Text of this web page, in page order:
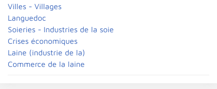
Villes - Villages
Languedoc
Soieries - Industries de la soie
Crises économiques
Laine (industrie de la)
Commerce de la laine